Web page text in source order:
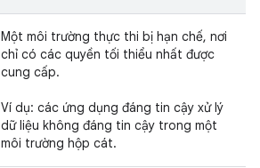
Một môi trường thực thi bị hạn chế, nơi
chỉ có các quyền tối thiểu nhất được
cung cấp.
Ví dụ: các ứng dụng đáng tin cậy xử lý
dữ liệu không đáng tin cậy trong một
môi trường hộp cát.